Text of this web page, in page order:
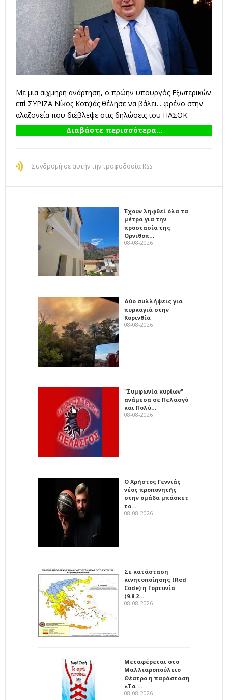
Με μια αιχμηρή ανάρτηση, ο πρώην υπουργός Εξωτερικών
επί ΣΥΡΙΖΑ Νίκος Κοτζιάς θέλησε να βάλει... φρένο στην
αλαζονεία που διέβλεψε στις δηλώσεις του ΠΑΣΟΚ.
Διαβάστε περισσότερα...
Συνδρομή σε αυτήν την τροφοδοσία RSS
Έχουν ληφθεί όλα τα
μέτρα για την
προστασία της
Ορνιθοπ…
08-08-2026
Δύο συλλήψεις για
πυρκαγιά στην
Κορινθία
08-08-2026
"Συμφωνία κυρίων"
ανάμεσα σε Πελασγό
και Πολύ…
08-08-2026
Ο Χρήστος Γεννιάς
νέος προπονητής
στην ομάδα μπάσκετ
το…
08-08-2026
Σε κατάσταση
κινητοποίησης (Red
Code) η Γορτυνία
(9.8.2…
08-08-2026
Μεταφέρεται στο
Μαλλιαροπούλειο
Θέατρο η παράσταση
«Τα …
08-08-2026